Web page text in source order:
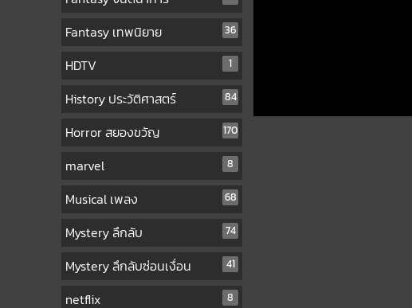
Fantasy เทพนิยาย 36
HDTV 1
History ประวัติศาสตร์ 84
Horror สยองขวัญ 170
marvel 8
Musical เพลง 68
Mystery ลึกลับ 74
Mystery ลึกลับซ่อนเงื่อน 41
netflix 8